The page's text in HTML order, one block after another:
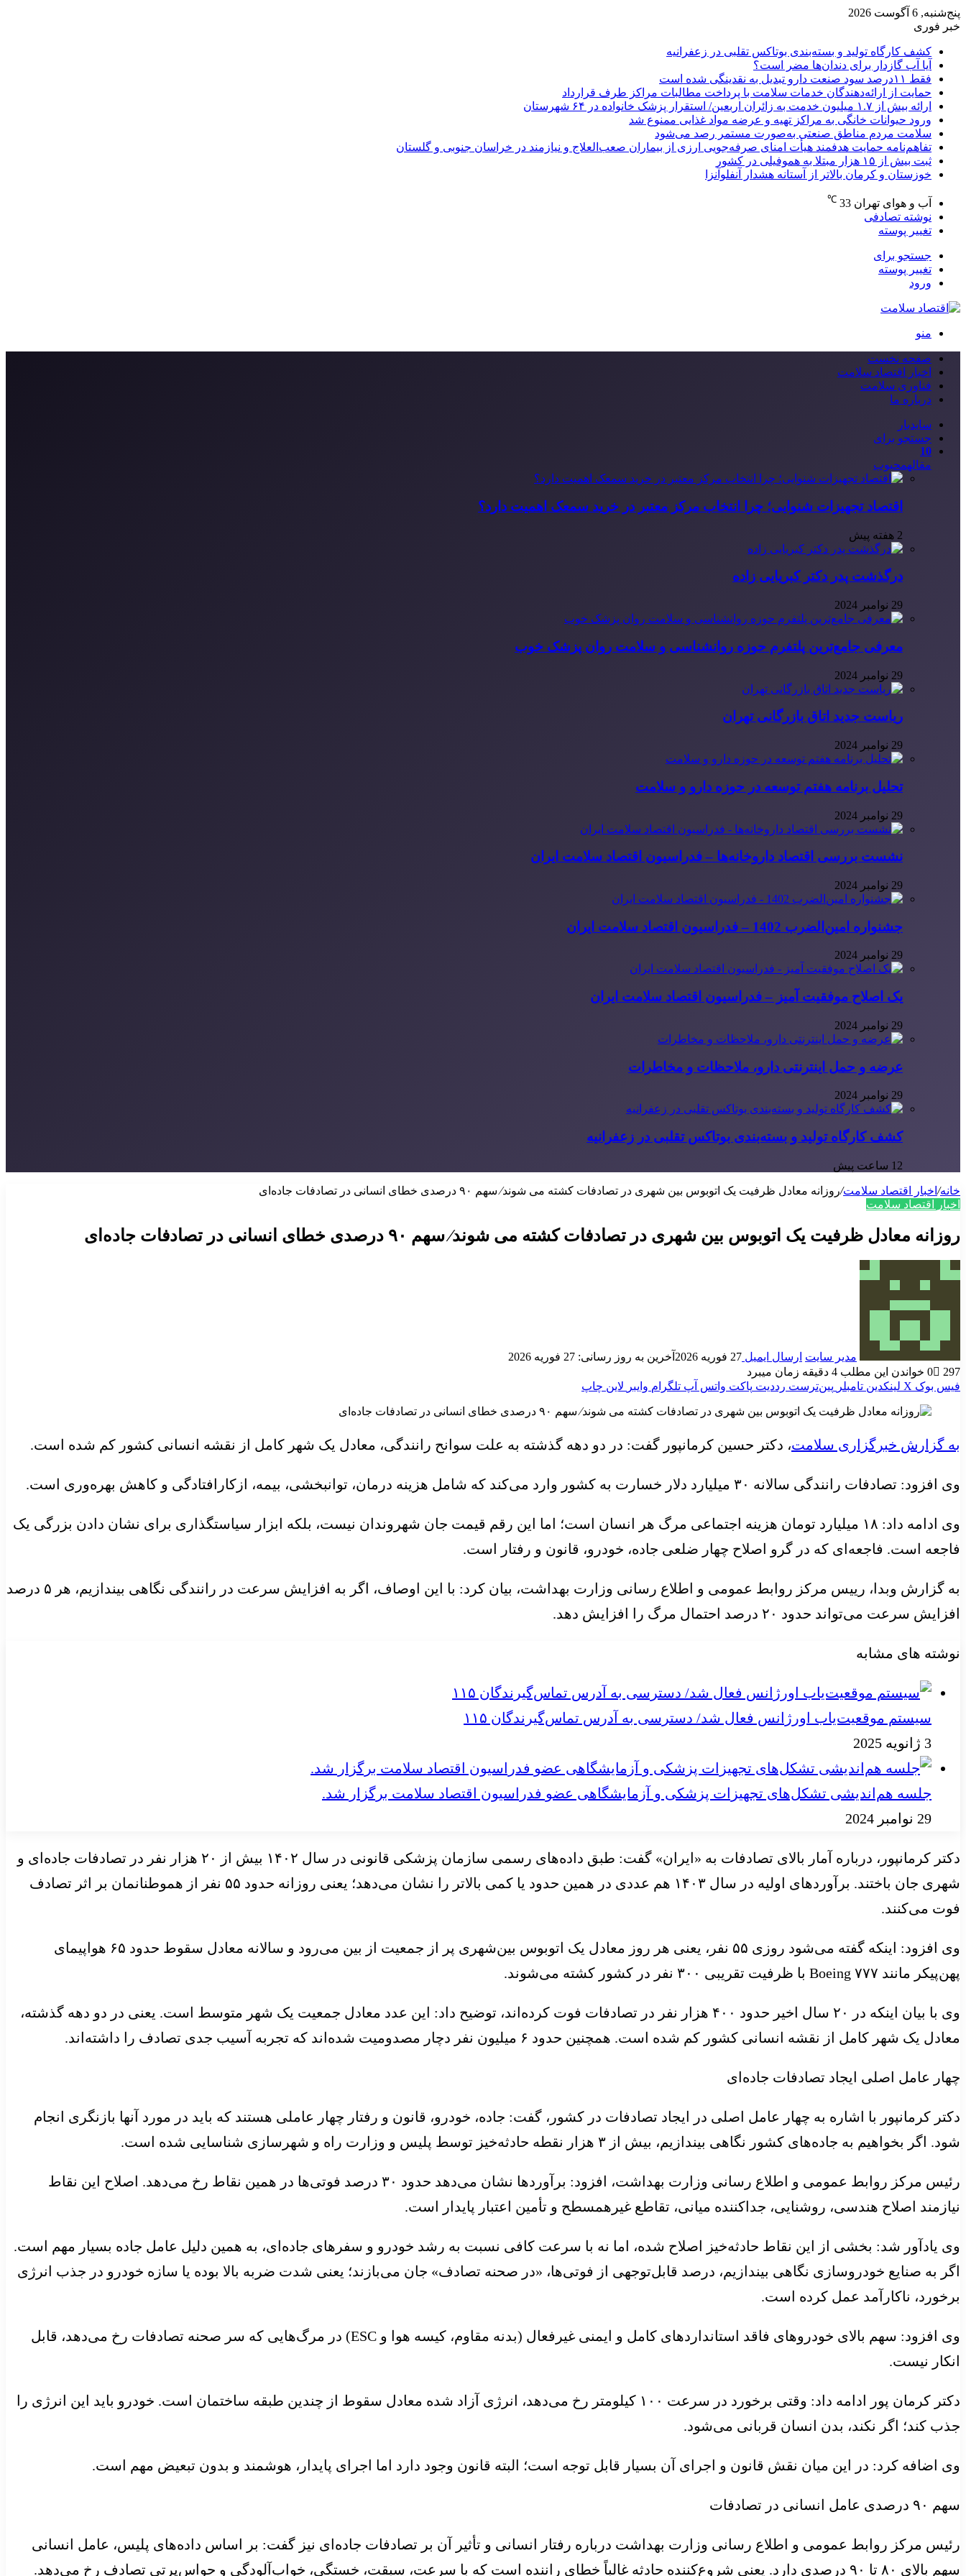
پنج‌شنبه, 6 آگوست 2026
خبر فوری
کشف کارگاه تولید و بسته‌بندی بوتاکس تقلبی در زعفرانیه
آیا آب گازدار برای دندان‌ها مضر است؟
فقط ۱۱‌درصد سود صنعت دارو تبدیل به نقدینگی شده است
حمایت از ارائه‌دهندگان خدمات سلامت با پرداخت مطالبات مراکز طرف قرارداد
ارائه بیش از ۱.۷ میلیون خدمت به زائران اربعین/ استقرار پزشک خانواده در ۶۴ شهرستان
ورود حیوانات خانگی به مراکز تهیه و عرضه مواد غذایی ممنوع شد
سلامت مردم مناطق صنعتی به‌صورت مستمر رصد می‌شود
تفاهم‌نامه حمایت هدفمند هیأت امنای صرفه‌جویی ارزی از بیماران صعب‌العلاج و نیازمند در خراسان جنوبی و گلستان
ثبت بیش از ۱۵ هزار مبتلا به هموفیلی در کشور
خوزستان و کرمان بالاتر از آستانه هشدار آنفلوآنزا
آب و هوای تهران 33
℃
نوشته تصادفی
تغییر پوسته
جستجو برای
تغییر پوسته
ورود
منو
صفحه نخست
اخبار اقتصاد سلامت
فناوری سلامت
درباره ما
سایدبار
جستجو برای
10
مقالهمحبوب
اقتصاد تجهیزات شنوایی؛ چرا انتخاب مرکز معتبر در خرید سمعک اهمیت دارد؟
2 هفته پیش
درگذشت پدر دکتر کبریایی زاده
29 نوامبر 2024
معرفی جامع‌ترین پلتفرم حوزه روانشناسی و سلامت روان پزشک خوب
29 نوامبر 2024
ریاست جدید اتاق بازرگانی تهران
29 نوامبر 2024
تحلیل برنامه هفتم توسعه در حوزه دارو و سلامت
29 نوامبر 2024
نشست بررسی اقتصاد داروخانه‌ها – فدراسیون اقتصاد سلامت ایران
29 نوامبر 2024
جشنواره امین‌الضرب 1402 – فدراسیون اقتصاد سلامت ایران
29 نوامبر 2024
یک اصلاح موفقیت آمیز – فدراسیون اقتصاد سلامت ایران
29 نوامبر 2024
عرضه و حمل اینترنتی دارو، ملاحظات و مخاطرات
29 نوامبر 2024
کشف کارگاه تولید و بسته‌بندی بوتاکس تقلبی در زعفرانیه
12 ساعت پیش
خانه/ اخبار اقتصاد سلامت/روزانه معادل ظرفیت یک اتوبوس بین شهری در تصادفات کشته می شوند⁄ سهم ۹۰ درصدی خطای انسانی در تصادفات جاده‌ای
اخبار اقتصاد سلامت
روزانه معادل ظرفیت یک اتوبوس بین شهری در تصادفات کشته می شوند⁄ سهم ۹۰ درصدی خطای انسانی در تصادفات جاده‌ای
مدیر سایت ارسال ایمیل 27 فوریه 2026
آخرین به روز رسانی: 27 فوریه 2026
0
297
خواندن این مطلب 4 دقیقه زمان میبرد
فیس بوک X لینکدین ‫تامبلر ‫پین‌ترست ‫رددیت پاکت واتس آپ تلگرام وایبر لاین چاپ
به گزارش خبرگزاری سلامت، دکتر حسین کرمانپور گفت: در دو دهه گذشته به علت سوانح رانندگی، معادل یک شهر کامل از نقشه انسانی کشور کم شده است.
وی افزود: تصادفات رانندگی سالانه ۳۰ میلیارد دلار خسارت به کشور وارد می‌کند که شامل هزینه درمان، توانبخشی، بیمه، ازکارافتادگی و کاهش بهره‌وری است.
وی ادامه داد: ۱۸ میلیارد تومان هزینه اجتماعی مرگ هر انسان است؛ اما این رقم قیمت جان شهروندان نیست، بلکه ابزار سیاستگذاری برای نشان دادن بزرگی یک
فاجعه است. فاجعه‌ای که در گرو اصلاح چهار ضلعی جاده، خودرو، قانون و رفتار است.
به گزارش وبدا، رییس مرکز روابط عمومی و اطلاع رسانی وزارت بهداشت، بیان کرد: با این اوصاف، اگر به افزایش سرعت در رانندگی نگاهی بیندازیم، هر ۵ درصد
افزایش سرعت می‌تواند حدود ۲۰ درصد احتمال مرگ را افزایش دهد.
نوشته های مشابه
سیستم موقعیت‌یاب اورژانس فعال شد/ دسترسی به آدرس تماس‌گیرندگان ۱۱۵
3 ژانویه 2025
جلسه هم‌اندیشی تشکل‌های تجهیزات پزشکی و آزمایشگاهی عضو فدراسیون اقتصاد سلامت برگزار شد.
29 نوامبر 2024
دکتر کرمانپور، درباره آمار بالای تصادفات به «ایران» گفت: طبق داده‌های رسمی سازمان پزشکی‌ قانونی در سال ۱۴۰۲ بیش از ۲۰ هزار نفر در تصادفات جاده‌ای و
شهری جان باختند. برآوردهای اولیه در سال ۱۴۰۳ هم عددی در همین حدود یا کمی بالاتر را نشان می‌دهد؛ یعنی روزانه حدود ۵۵ نفر از هموطنانمان بر اثر تصادف
فوت می‌کنند.
وی افزود: اینکه گفته می‌شود روزی ۵۵ نفر، یعنی هر روز معادل یک اتوبوس بین‌شهری پر از جمعیت از بین می‌رود و سالانه معادل سقوط حدود ۶۵ هواپیمای
پهن‌پیکر مانند Boeing ۷۷۷ با ظرفیت تقریبی ۳۰۰ نفر در کشور کشته می‌شوند.
وی با بیان اینکه در ۲۰ سال اخیر حدود ۴۰۰ هزار نفر در تصادفات فوت کرده‌اند، توضیح داد: این عدد معادل جمعیت یک شهر متوسط است. یعنی در دو دهه گذشته،
معادل یک شهر کامل از نقشه انسانی کشور کم شده است. همچنین حدود ۶ میلیون نفر دچار مصدومیت شده‌اند که تجربه آسیب جدی تصادف را داشته‌اند.
چهار عامل اصلی ایجاد تصادفات جاده‌ای
دکتر کرمانپور با اشاره به چهار عامل اصلی در ایجاد تصادفات در کشور، گفت: جاده، خودرو، قانون و رفتار چهار عاملی هستند که باید در مورد آنها بازنگری انجام
شود. اگر بخواهیم به جاده‌های کشور نگاهی بیندازیم، بیش از ۳ هزار نقطه حادثه‌خیز توسط پلیس و وزارت راه و شهرسازی شناسایی شده است.
رئیس مرکز روابط عمومی و اطلاع رسانی وزارت بهداشت، افزود: برآوردها نشان می‌دهد حدود ۳۰ درصد فوتی‌ها در همین نقاط رخ می‌دهد. اصلاح این نقاط
نیازمند اصلاح هندسی، روشنایی، جداکننده میانی، تقاطع غیرهمسطح و تأمین اعتبار پایدار است.
وی یادآور شد: بخشی از این نقاط حادثه‌خیز اصلاح شده، اما نه با سرعت کافی نسبت به رشد خودرو و سفرهای جاده‌ای، به همین دلیل عامل جاده بسیار مهم است.
اگر به صنایع خودروسازی نگاهی بیندازیم، درصد قابل‌توجهی از فوتی‌ها، «در صحنه تصادف» جان می‌بازند؛ یعنی شدت ضربه بالا بوده یا سازه خودرو در جذب انرژی
برخورد، ناکارآمد عمل کرده است.
وی افزود: سهم بالای خودروهای فاقد استانداردهای کامل و ایمنی غیرفعال (بدنه مقاوم، کیسه هوا و ESC) در مرگ‌هایی که سر صحنه تصادفات رخ می‌دهد، قابل
انکار نیست.
دکتر کرمان پور ادامه داد: وقتی برخورد در سرعت ۱۰۰ کیلومتر رخ می‌دهد، انرژی آزاد شده معادل سقوط از چندین طبقه ساختمان است. خودرو باید این انرژی را
جذب کند؛ اگر نکند، بدن انسان قربانی می‌شود.
وی اضافه کرد: در این میان نقش قانون و اجرای آن بسیار قابل توجه است؛ البته قانون وجود دارد اما اجرای پایدار، هوشمند و بدون تبعیض مهم است.
سهم ۹۰ درصدی عامل انسانی در تصادفات
رئیس مرکز روابط عمومی و اطلاع رسانی وزارت بهداشت درباره رفتار انسانی و تأثیر آن بر تصادفات جاده‌ای نیز گفت: بر اساس داده‌های پلیس، عامل انسانی
سهم بالای ۸۰ تا ۹۰ درصدی دارد. یعنی شروع‌کننده حادثه غالباً خطای راننده است که با سرعت، سبقت، خستگی، خواب‌آلودگی و حواس‌پرتی تصادف رخ می‌دهد.